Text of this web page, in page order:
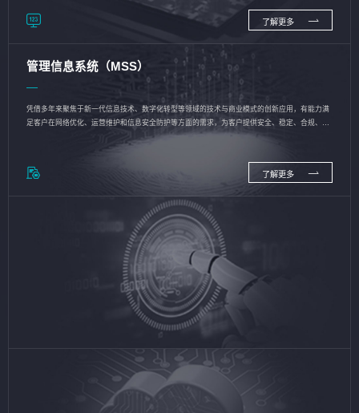
了解更多
管理信息系统（MSS）
凭借多年来聚焦于新一代信息技术、数字化转型等领域的技术与商业模式的创新应用，有能力满
足客户在网络优化、运营维护和信息安全防护等方面的需求，为客户提供安全、稳定、合规、持
了解更多